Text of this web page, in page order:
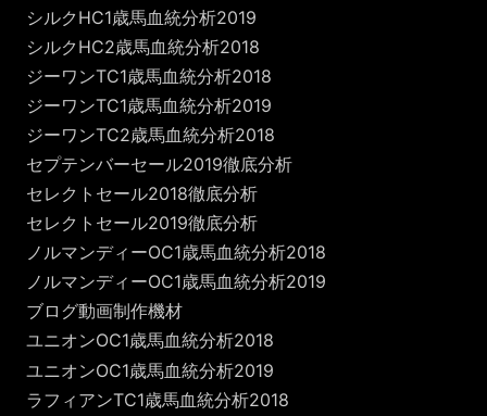
シルクHC1歳馬血統分析2019
シルクHC2歳馬血統分析2018
ジーワンTC1歳馬血統分析2018
ジーワンTC1歳馬血統分析2019
ジーワンTC2歳馬血統分析2018
セプテンバーセール2019徹底分析
セレクトセール2018徹底分析
セレクトセール2019徹底分析
ノルマンディーOC1歳馬血統分析2018
ノルマンディーOC1歳馬血統分析2019
ブログ動画制作機材
ユニオンOC1歳馬血統分析2018
ユニオンOC1歳馬血統分析2019
ラフィアンTC1歳馬血統分析2018